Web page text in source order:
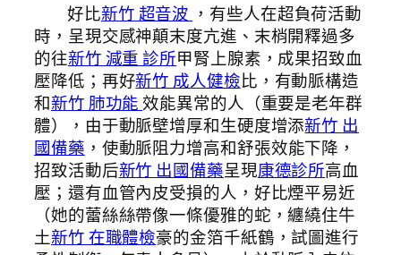
好比新竹 超音波 ，有些人在超負荷活動
時，呈現交感神顛末度亢進、末梢開釋過多
的往新竹 減重 診所甲腎上腺素，成果招致血
壓降低；再好新竹 成人健檢比，有動脈構造
和新竹 肺功能效能異常的人（重要是老年群
體），由于動脈壁增厚和生硬度增添新竹 出
國備藥 ，使動脈阻力增高和舒張效能下降，
招致活動后新竹 出國備藥呈現康德診所高血
壓；還有血管內皮受損的人，好比煙平易近
（她的蕾絲絲帶像一條優雅的蛇，纏繞住牛
土新竹 在職體檢豪的金箔千紙鶴，試圖進行